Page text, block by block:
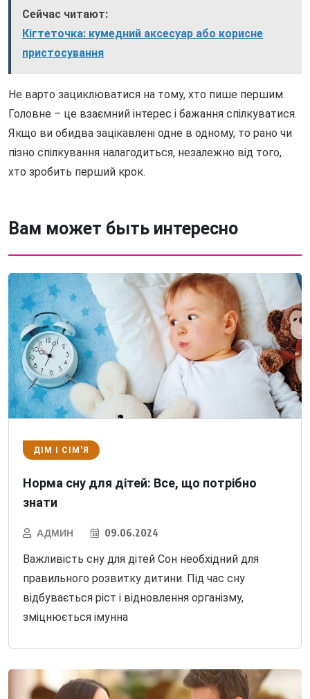
Сейчас читают:
Кігтеточка: кумедний аксесуар або корисне
пристосування
Не варто зациклюватися на тому, хто пише першим.
Головне – це взаємний інтерес і бажання спілкуватися.
Якщо ви обидва зацікавлені одне в одному, то рано чи
пізно спілкування налагодиться, незалежно від того,
хто зробить перший крок.
Вам может быть интересно
ДІМ І СІМ'Я
Норма сну для дітей: Все, що потрібно
знати
АДМИН 09.06.2024
Важливість сну для дітей Сон необхідний для
правильного розвитку дитини. Під час сну
відбувається ріст і відновлення організму,
зміцнюється імунна